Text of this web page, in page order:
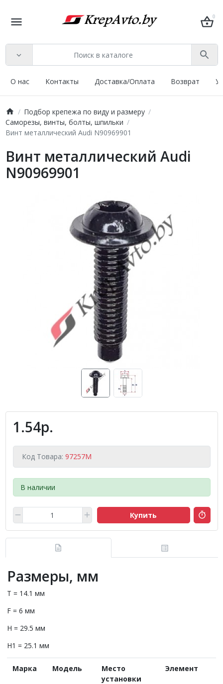
0
О нас Контакты Доставка/Оплата Возврат
Подбор крепежа по виду и размеру
Саморезы, винты, болты, шпильки
Винт металлический Audi N90969901
Винт металлический Audi
N90969901
1.54р.
Код Товара: 97257M
В наличии
Купить
Размеры, мм
T = 14.1 мм
F = 6 мм
H = 29.5 мм
H1 = 25.1 мм
Марка Модель
Место
установки
Элемент